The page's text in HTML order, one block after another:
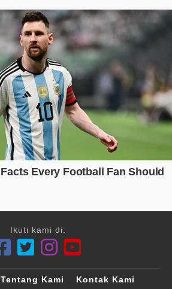
Ikuti kami di:
Tentang Kami Kontak Kami